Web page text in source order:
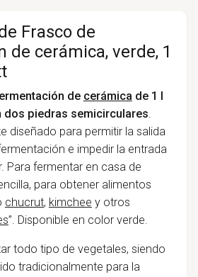
Frasco de
de cerámica, verde, 1
de cerámica de 1 l
dos piedras semicirculares.
diseñado para permitir la salida
e impedir la entrada
Para fermentar en casa de
para obtener alimentos
chucrut, kimchee y otros
”. Disponible en color verde.
todo tipo de vegetales, siendo
tradicionalmente para la